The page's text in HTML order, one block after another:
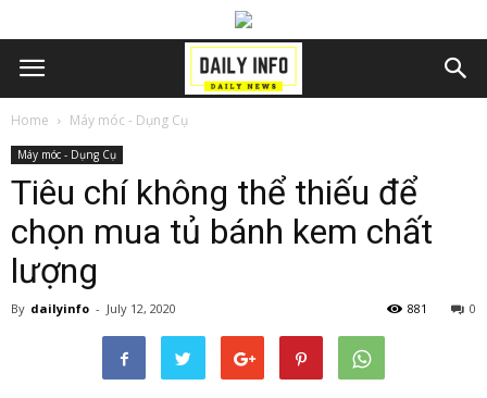
Home Máy móc - Dụng Cụ
Máy móc - Dụng Cụ
Tiêu chí không thể thiếu để
chọn mua tủ bánh kem chất
lượng
By dailyinfo - July 12, 2020 0
881